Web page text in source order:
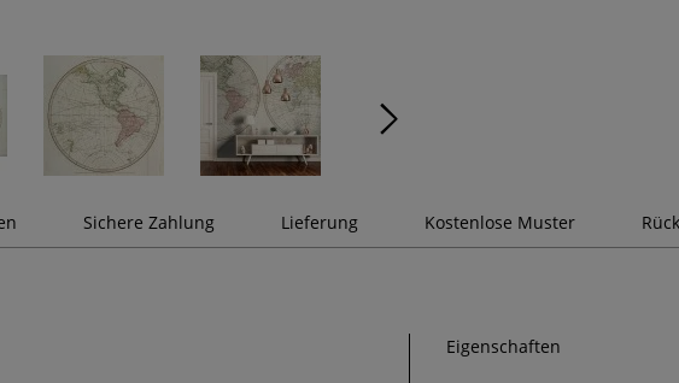
Sichere Zahlung Lieferung Kostenlose Muster
Eigenschaften